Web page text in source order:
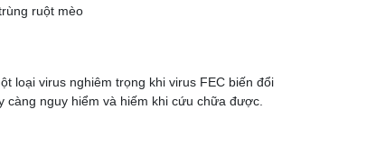
ruột mèo
loại virus nghiêm trọng khi virus FEC biến đổi
nguy hiểm và hiếm khi cứu chữa được.